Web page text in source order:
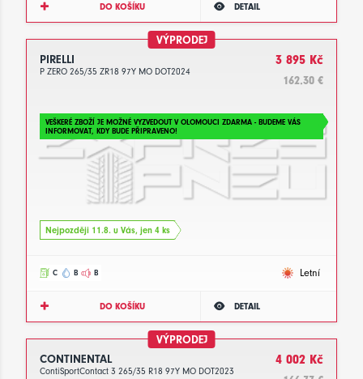
DO KOŠÍKU DETAIL
VÝPRODEJ
PIRELLI
P ZERO 265/35 ZR18 97Y MO DOT2024
3 895 Kč
162.30 €
VEŠKERÉ ZBOŽÍ JE MOŽNÉ VYZVEDOUT V OLOMOUCI ZDARMA - BUDEME VÁS
INFORMOVAT, KDY BUDE PŘIPRAVENO!
Nejpozději 11.8. u Vás, jen 4 ks
C B B Letní
DO KOŠÍKU DETAIL
VÝPRODEJ
CONTINENTAL
ContiSportContact 3 265/35 R18 97Y MO DOT2023
4 002 Kč